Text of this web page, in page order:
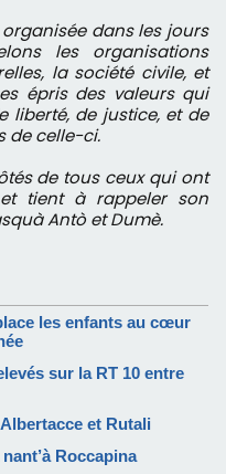
dans les jours
les organisations
la société civile, et
épris des valeurs qui
liberté, de justice, et de
de celle-ci.
de tous ceux qui ont
tient à rappeler son
Antò et Dumè.
les enfants au cœur
sur la RT 10 entre
et Rutali
Roccapina